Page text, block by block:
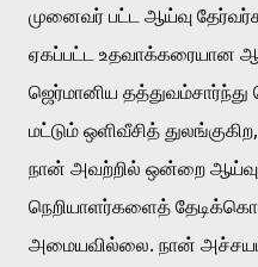
முனைவர் பட்ட ஆய்வு
ஏகப்பட்ட உதவாக்கரையான
ஜெர்மானிய
மட்டும் ஒளிவீசித்
நான் அவற்றில் ஒன்றை
நெறியாளர்களைத்
அமையவில்லை. நான் அச்சயம்